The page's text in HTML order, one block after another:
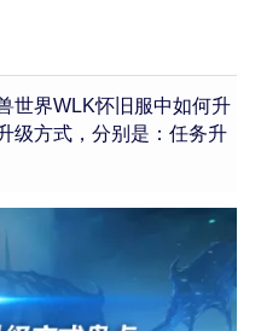
世界WLK怀旧服中如何升
级方式，分别是：任务升